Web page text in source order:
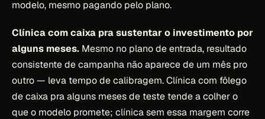
modelo, mesmo pagando pelo plano.
Clínica com caixa pra sustentar o investimento por
alguns meses. Mesmo no plano de entrada, resultado
consistente de campanha não aparece de um mês pro
outro — leva tempo de calibragem. Clínica com fôlego
de caixa pra alguns meses de teste tende a colher o
que o modelo promete; clínica sem essa margem corre